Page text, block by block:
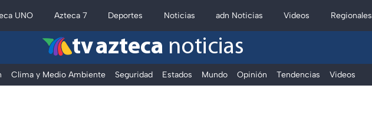
UNO Azteca 7 Deportes Noticias adn Noticias Videos Regionales
tv azteca noticias
Clima y Medio Ambiente Seguridad Estados Mundo Opinión Tendencias Videos